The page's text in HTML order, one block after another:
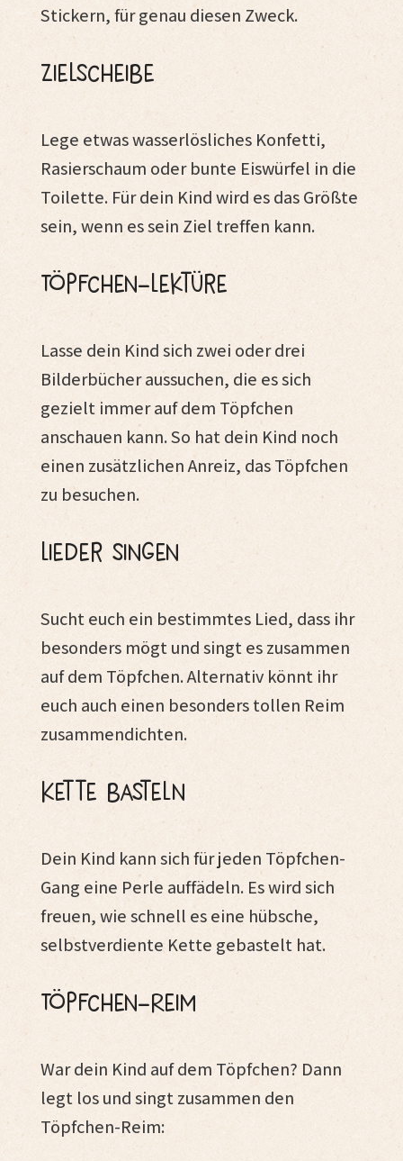
Stickern, für genau diesen Zweck.
Zielscheibe
Lege etwas wasserlösliches Konfetti,
Rasierschaum oder bunte Eiswürfel in die
Toilette. Für dein Kind wird es das Größte
sein, wenn es sein Ziel treffen kann.
Töpfchen-Lektüre
Lasse dein Kind sich zwei oder drei
Bilderbücher aussuchen, die es sich
gezielt immer auf dem Töpfchen
anschauen kann. So hat dein Kind noch
einen zusätzlichen Anreiz, das Töpfchen
zu besuchen.
Lieder singen
Sucht euch ein bestimmtes Lied, dass ihr
besonders mögt und singt es zusammen
auf dem Töpfchen. Alternativ könnt ihr
euch auch einen besonders tollen Reim
zusammendichten.
Kette basteln
Dein Kind kann sich für jeden Töpfchen-
Gang eine Perle auffädeln. Es wird sich
freuen, wie schnell es eine hübsche,
selbstverdiente Kette gebastelt hat.
Töpfchen-Reim
War dein Kind auf dem Töpfchen? Dann
legt los und singt zusammen den
Töpfchen-Reim: